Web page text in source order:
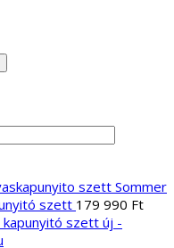
Sommer
szett 179 990 Ft